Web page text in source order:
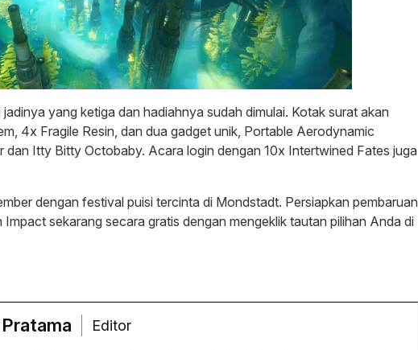
yang ketiga dan hadiahnya sudah dimulai. Kotak surat akan
4x Fragile Resin, dan dua gadget unik, Portable Aerodynamic
dan Itty Bitty Octobaby. Acara login dengan 10x Intertwined Fates juga
dengan festival puisi tercinta di Mondstadt. Persiapkan pembaruan
sekarang secara gratis dengan mengeklik tautan pilihan Anda di
Editor